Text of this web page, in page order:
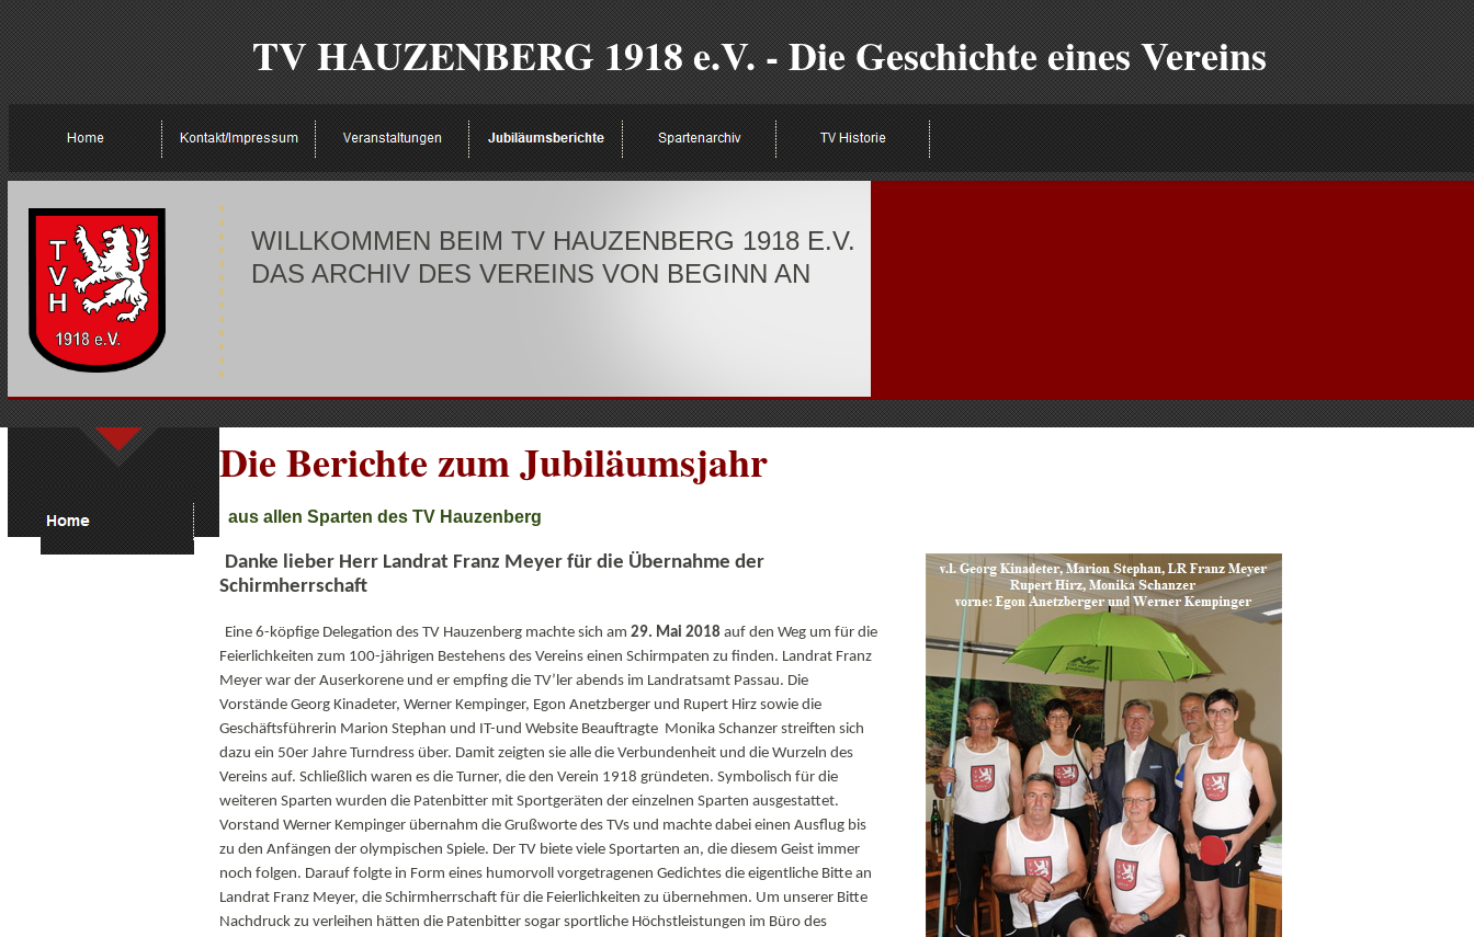
TV HAUZENBERG 1918 e.V. - Die Geschichte eines Vereins
WILLKOMMEN BEIM TV HAUZENBERG 1918 E.V.
DAS ARCHIV DES VEREINS VON BEGINN AN
Die Berichte zum Jubiläumsjahr
aus allen Sparten des TV Hauzenberg
Danke lieber Herr Landrat Franz Meyer für die Übernahme der
Schirmherrschaft
Eine 6-köpfige Delegation des TV Hauzenberg machte sich am 29. Mai 2018 auf den Weg um für die
Feierlichkeiten zum 100-jährigen Bestehens des Vereins einen Schirmpaten zu finden. Landrat Franz
Meyer war der Auserkorene und er empfing die TV’ler abends im Landratsamt Passau. Die
Vorstände Georg Kinadeter, Werner Kempinger, Egon Anetzberger und Rupert Hirz sowie die
Geschäftsführerin Marion Stephan und IT-und Website Beauftragte Monika Schanzer streiften sich
dazu ein 50er Jahre Turndress über. Damit zeigten sie alle die Verbundenheit und die Wurzeln des
Vereins auf. Schließlich waren es die Turner, die den Verein 1918 gründeten. Symbolisch für die
weiteren Sparten wurden die Patenbitter mit Sportgeräten der einzelnen Sparten ausgestattet.
Vorstand Werner Kempinger übernahm die Grußworte des TVs und machte dabei einen Ausflug bis
zu den Anfängen der olympischen Spiele. Der TV biete viele Sportarten an, die diesem Geist immer
noch folgen. Darauf folgte in Form eines humorvoll vorgetragenen Gedichtes die eigentliche Bitte an
Landrat Franz Meyer, die Schirmherrschaft für die Feierlichkeiten zu übernehmen. Um unserer Bitte
Nachdruck zu verleihen hätten die Patenbitter sogar sportliche Höchstleistungen im Büro des